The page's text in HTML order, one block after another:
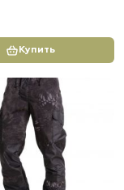
Купить